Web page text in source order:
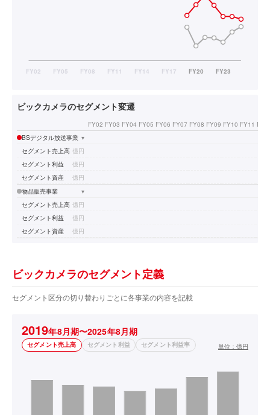
ビックカメラのセグメント変遷
FY02 FY03 FY04 FY05 FY06 FY07 FY08 FY09 FY10 FY11
BSデジタル放送事業 ▾
セグメント売上高 億円
セグメント利益
億円
セグメント資産
億円
物品販売事業
▾
セグメント売上高 億円
セグメント利益
億円
セグメント資産
億円
ビックカメラのセグメント定義
セグメント区分の切り替わりごとに各事業の内容を記載
2019年8月期〜2025年8月期
セグメント売上高 セグメント利益 セグメント利益率 単位： 億円